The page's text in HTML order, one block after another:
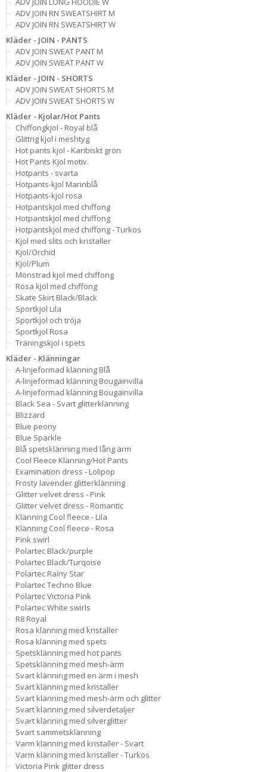
ADV JOIN RN SWEATSHIRT M
ADV JOIN RN SWEATSHIRT W
Kläder - JOIN - PANTS
ADV JOIN SWEAT PANT M
ADV JOIN SWEAT PANT W
Kläder - JOIN - SHORTS
ADV JOIN SWEAT SHORTS M
ADV JOIN SWEAT SHORTS W
Kläder - Kjolar/Hot Pants
Chiffongkjol - Royal blå
Glittrig kjol i meshtyg
Hot pants kjol - Karibiskt grön
Hot Pants Kjol motiv.
Hotpants - svarta
Hotpants-kjol Marinblå
Hotpants-kjol rosa
Hotpantskjol med chiffong
Hotpantskjol med chiffong
Hotpantskjol med chiffong - Turkos
Kjol med slits och kristaller
Kjol/Orchid
Kjol/Plum
Mönstrad kjol med chiffong
Rosa kjol med chiffong
Skate Skirt Black/Black
Sportkjol Lila
Sportkjol och tröja
Sportkjol Rosa
Träningskjol i spets
Kläder - Klänningar
A-linjeformad klänning Blå
A-linjeformad klänning Bougainvilla
A-linjeformad klänning Bougainvilla
Black Sea - Svart glitterklänning
Blizzard
Blue peony
Blue Sparkle
Blå spetsklänning med lång ärm
Cool Fleece Klänning/Hot Pants
Examination dress - Lolipop
Frosty lavender glitterklänning
Glitter velvet dress - Pink
Glitter velvet dress - Romantic
Klänning Cool fleece - Lila
Klänning Cool fleece - Rosa
Pink swirl
Polartec Black/purple
Polartec Black/Turqoise
Polartec Rainy Star
Polartec Techno Blue
Polartec Victoria Pink
Polartec White swirls
R8 Royal
Rosa klänning med kristaller
Rosa klänning med spets
Spetsklänning med hot pants
Spetsklänning med mesh-ärm
Svart klänning med en ärm i mesh
Svart klänning med kristaller
Svart klänning med mesh-ärm och glitter
Svart klänning med silverdetaljer
Svart klänning med silverglitter
Svart sammetsklänning
Varm klänning med kristaller - Svart
Varm klänning med kristaller - Turkos
Victoria Pink glitter dress